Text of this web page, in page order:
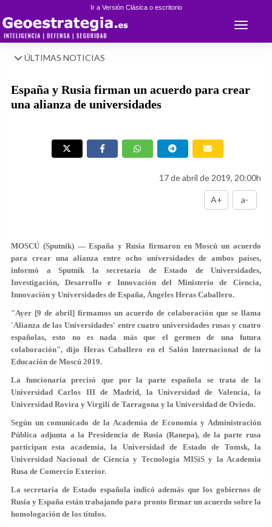
Ir a Versión Clásica o escritorio
Toggle
ÚLTIMAS NOTICIAS
España y Rusia firman un acuerdo para crear
una alianza de universidades
17 de abril de 2019, 20:00h
A+ a-
MOSCÚ (Sputnik) — España y Rusia firmaron en Moscú un acuerdo
para crear una alianza entre ocho universidades de ambos países,
informó a Sputnik la secretaria de Estado de Universidades,
Investigación, Desarrollo e Innovación del Ministerio de Ciencia,
Innovación y Universidades de España, Ángeles Heras Caballero.
"Ayer [9 de abril] firmamos un acuerdo de colaboración que se llama
'Alianza de las Universidades' entre cuatro universidades rusas y cuatro
españolas, esto no es nada más que el germen de una futura
colaboración", dijo Heras Caballero en el Salón Internacional de la
Educación de Moscú 2019.
La funcionaria precisó que por la parte española se trata de la
Universidad Carlos III de Madrid, la Universidad de Valencia, la
Universidad Rovira y Virgili de Tarragona y la Universidad de Oviedo.
Según un comunicado de la Academia de Economía y Administración
Pública adjunta a la Presidencia de Rusia (Ranepa), de la parte rusa
participan esta academia, la Universidad de Estado de Tomsk, la
Universidad Nacional de Ciencia y Tecnología MISiS y la Academia
Rusa de Comercio Exterior.
La secretaria de Estado española indicó además que los gobiernos de
Rusia y España están trabajando para pronto firmar un acuerdo sobre la
homologación de los títulos.